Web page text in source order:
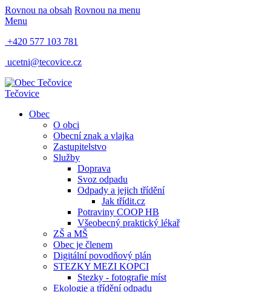
Rovnou na obsah Rovnou na menu
Menu
+420 577 103 781
ucetni@tecovice.cz
Tečovice
Obec
O obci
Obecní znak a vlajka
Zastupitelstvo
Služby
Doprava
Svoz odpadu
Odpady a jejich třídění
Jak třídit.cz
Potraviny COOP HB
Všeobecný praktický lékař
ZŠ a MŠ
Obec je členem
Digitální povodňový plán
STEZKY MEZI KOPCI
Stezky - fotografie míst
Ekologie a třídění odpadu